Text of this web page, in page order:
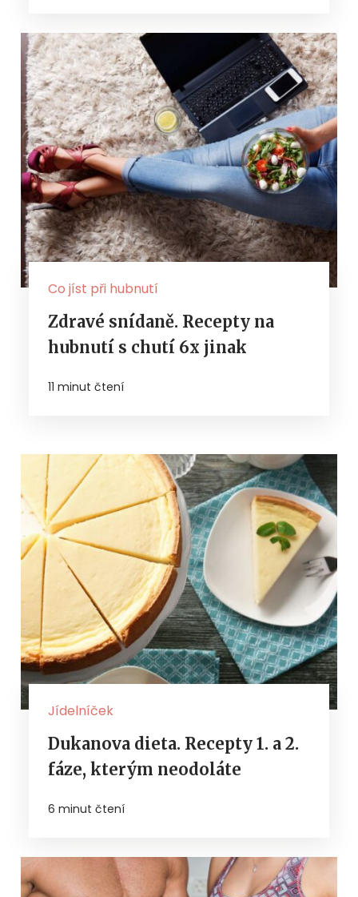
Co jíst při hubnutí
Zdravé snídaně. Recepty na
hubnutí s chutí 6x jinak
11 minut čtení
Jídelníček
Dukanova dieta. Recepty 1. a 2.
fáze, kterým neodoláte
6 minut čtení